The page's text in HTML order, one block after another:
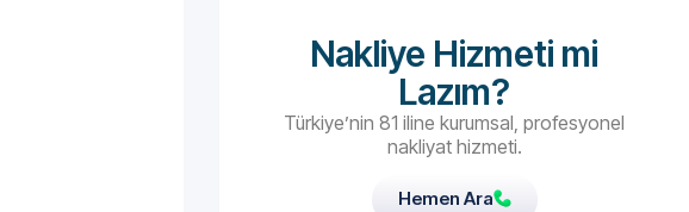
Nakliye Hizmeti mi
Lazım?
Türkiye’nin 81 iline kurumsal, profesyonel
nakliyat hizmeti.
Hemen Ara